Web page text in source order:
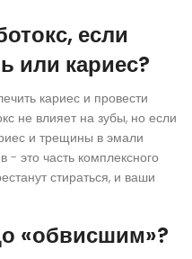
если
или кариес?
кариес и провести
не влияет на зубы, но если
и трещины в эмали
- это часть комплексного
стираться, и ваши
«обвисшим»?